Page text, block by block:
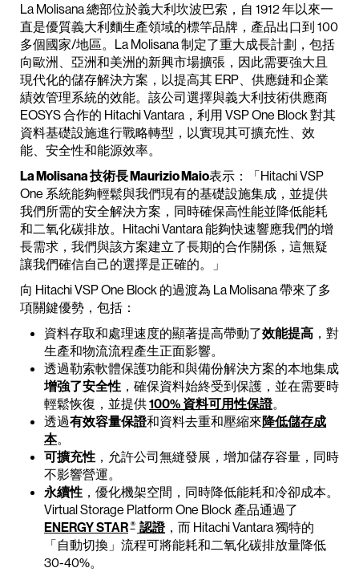
La Molisana 總部位於義大利坎波巴索，自 1912 年以來一
直是優質義大利麵生產領域的標竿品牌，產品出口到 100
多個國家/地區。La Molisana 制定了重大成長計劃，包括
向歐洲、亞洲和美洲的新興市場擴張，因此需要強大且
現代化的儲存解決方案，以提高其 ERP、供應鏈和企業
績效管理系統的效能。該公司選擇與義大利技術供應商
EOSYS 合作的 Hitachi Vantara，利用 VSP One Block 對其
資料基礎設施進行戰略轉型，以實現其可擴充性、效
能、安全性和能源效率。
La Molisana 技術長 Maurizio Maio表示：「Hitachi VSP
One 系統能夠輕鬆與我們現有的基礎設施集成，並提供
我們所需的安全解決方案，同時確保高性能並降低能耗
和二氧化碳排放。Hitachi Vantara 能夠快速響應我們的增
長需求，我們與該方案建立了長期的合作關係，這無疑
讓我們確信自己的選擇是正確的。」
向 Hitachi VSP One Block 的過渡為 La Molisana 帶來了多
項關鍵優勢，包括：
資料存取和處理速度的顯著提高帶動了效能提高 ，對
生產和物流流程產生正面影響。
透過勒索軟體保護功能和與備份解決方案的本地集成
增強了安全性 ，確保資料始終受到保護，並在需要時
輕鬆恢復，並提供100% 資料可用性保證。
透過有效容量保證和資料去重和壓縮來降低儲存成
本。
可擴充性 ，允許公司無縫發展，增加儲存容量，同時
不影響營運。
永續性 ，優化機架空間，同時降低能耗和冷卻成本。
Virtual Storage Platform One Block 產品通過了
ENERGY STAR ® 認證，而 Hitachi Vantara 獨特的
「自動切換」流程可將能耗和二氧化碳排放量降低
30-40%。